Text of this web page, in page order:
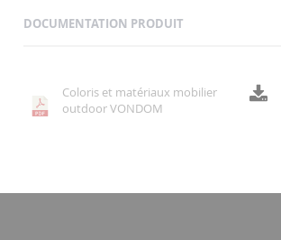
DOCUMENTATION PRODUIT
Coloris et matériaux mobilier
outdoor VONDOM